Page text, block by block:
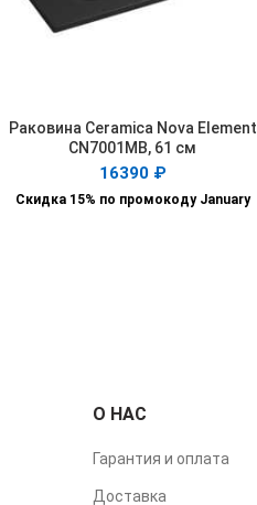
В КОРЗИНУ
Раковина Ceramica Nova Element
CN7001MB, 61 см
16390 ₽
Скидка 15% по промокоду January
О НАС
Гарантия и оплата
Доставка